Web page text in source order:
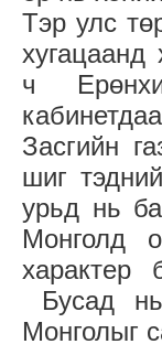
Тэр улс
хугацаанд
ч
Засгийн
шиг
урьд нь
Монголд
характер
Бусад
Монголыг